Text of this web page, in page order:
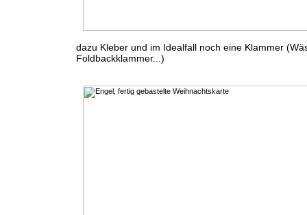
dazu Kleber und im Idealfall noch eine Klammer
Foldbackklammer...)